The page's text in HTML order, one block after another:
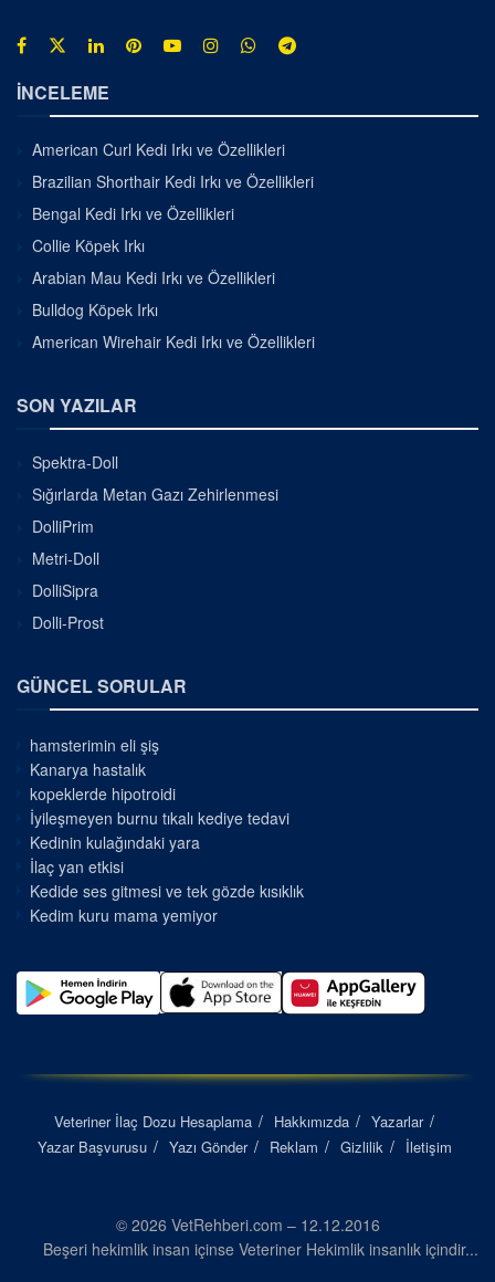
İNCELEME
American Curl Kedi Irkı ve Özellikleri
Brazilian Shorthair Kedi Irkı ve Özellikleri
Bengal Kedi Irkı ve Özellikleri
Collie Köpek Irkı
Arabian Mau Kedi Irkı ve Özellikleri
Bulldog Köpek Irkı
American Wirehair Kedi Irkı ve Özellikleri
SON YAZILAR
Spektra-Doll
Sığırlarda Metan Gazı Zehirlenmesi
DolliPrim
Metri-Doll
DolliSipra
Dolli-Prost
GÜNCEL SORULAR
hamsterimin eli şiş
Kanarya hastalık
kopeklerde hipotroidi
İyileşmeyen burnu tıkalı kediye tedavi
Kedinin kulağındaki yara
İlaç yan etkisi
Kedide ses gitmesi ve tek gözde kısıklık
Kedim kuru mama yemiyor
Veteriner İlaç Dozu Hesaplama Hakkımızda
Yazarlar
Yazar Başvurusu
Yazı Gönder Reklam Gizlilik İletişim
© 2026 VetRehberi.com – 12.12.2016
Beşeri hekimlik insan içinse Veteriner Hekimlik insanlık içindir...